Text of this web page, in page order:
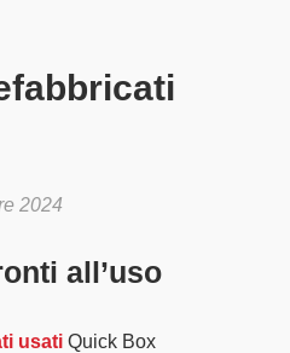
2024
all’uso
usati Quick Box